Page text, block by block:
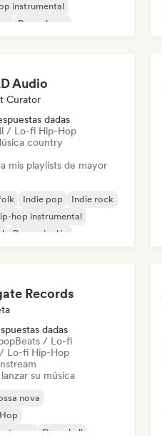
instrumental
Pop urbano
Audio
Curator
dadas
/ Lo-fi Hip-Hop
country
mis playlists de mayor
Indie pop
Indie rock
hop instrumental
Rap en inglés
Records
dadas
Beats / Lo-fi
Lo-fi Hip-Hop
su música
nova
Dancehall